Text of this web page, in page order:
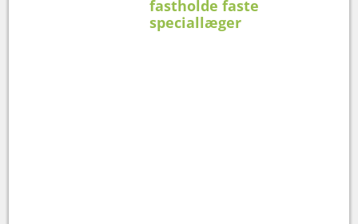
fastholde faste
speciallæger